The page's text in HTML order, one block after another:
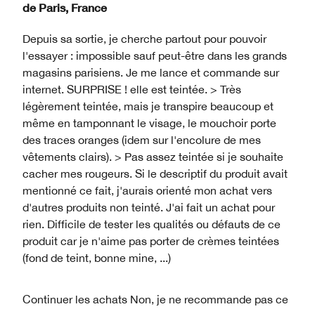
de Paris, France
Depuis sa sortie, je cherche partout pour pouvoir
l'essayer : impossible sauf peut-être dans les grands
magasins parisiens. Je me lance et commande sur
internet. SURPRISE ! elle est teintée. > Très
légèrement teintée, mais je transpire beaucoup et
même en tamponnant le visage, le mouchoir porte
des traces oranges (idem sur l'encolure de mes
vêtements clairs). > Pas assez teintée si je souhaite
cacher mes rougeurs. Si le descriptif du produit avait
mentionné ce fait, j'aurais orienté mon achat vers
d'autres produits non teinté. J'ai fait un achat pour
rien. Difficile de tester les qualités ou défauts de ce
produit car je n'aime pas porter de crèmes teintées
(fond de teint, bonne mine, ...)
Continuer les achats Non, je ne recommande pas ce